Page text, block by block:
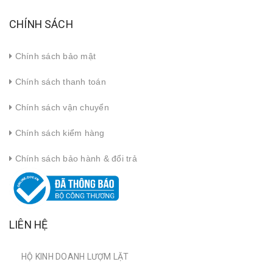
CHÍNH SÁCH
Chính sách bảo mật
Chính sách thanh toán
Chính sách vận chuyển
Chính sách kiểm hàng
Chính sách bảo hành & đổi trả
LIÊN HỆ
HỘ KINH DOANH LƯỢM LẶT